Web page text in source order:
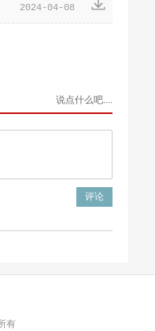
2024-04-08
有